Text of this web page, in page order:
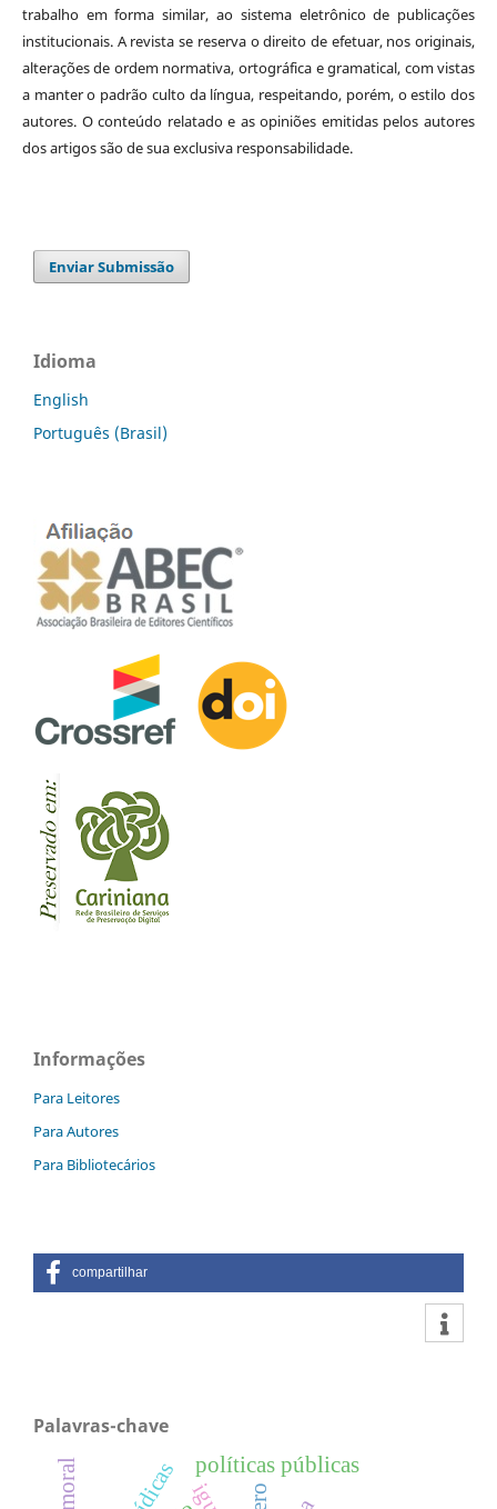
trabalho em forma similar, ao sistema eletrônico de publicações
institucionais. A revista se reserva o direito de efetuar, nos originais,
alterações de ordem normativa, ortográfica e gramatical, com vistas
a manter o padrão culto da língua, respeitando, porém, o estilo dos
autores. O conteúdo relatado e as opiniões emitidas pelos autores
dos artigos são de sua exclusiva responsabilidade.
Enviar Submissão
Idioma
English
Português (Brasil)
Informações
Para Leitores
Para Autores
Para Bibliotecários
compartilhar
Palavras-chave
políticas públicas